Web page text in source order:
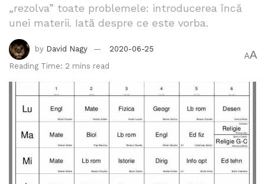
„rezolva” toate problemele: introducerea încă
unei materii. Iată despre ce este vorba.
by David Nagy
2020-06-25
Reading Time: 2 mins read
AA